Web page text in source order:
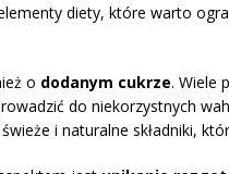
diety, które warto
o dodanym cukrze. Wiele
do niekorzystnych
i naturalne składniki,